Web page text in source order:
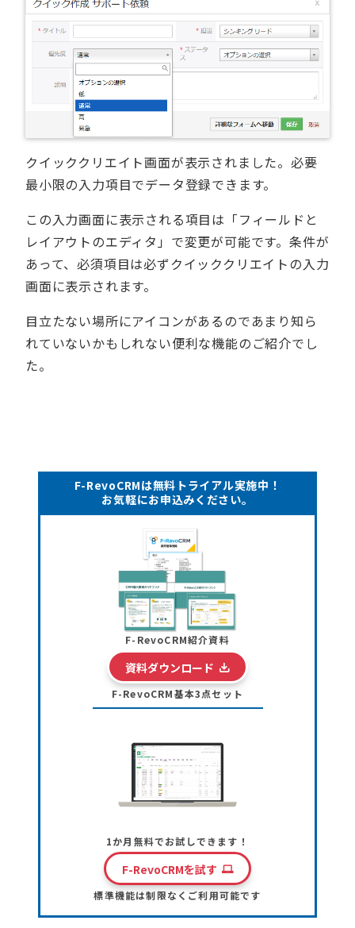
クイッククリエイト画面が表示されました。必要
最小限の入力項目でデータ登録できます。
この入力画面に表示される項目は「フィールドと
レイアウトのエディタ」で変更が可能です。条件が
あって、必須項目は必ずクイッククリエイトの入力
画面に表示されます。
目立たない場所にアイコンがあるのであまり知ら
れていないかもしれない便利な機能のご紹介でし
た。
F-RevoCRMは無料トライアル実施中！
お気軽にお申込みください。
F-RevoCRM紹介資料
資料ダウンロード
F-RevoCRM基本3点セット
1か月無料でお試しできます！
F-RevoCRMを試す
標準機能は制限なくご利用可能です